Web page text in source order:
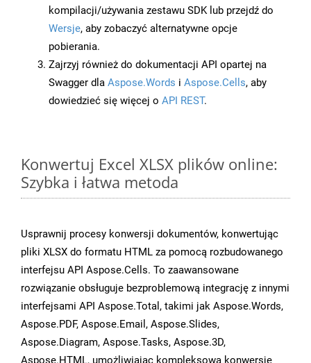
kompilacji/używania zestawu SDK lub przejdź do
Wersje, aby zobaczyć alternatywne opcje
pobierania.
Zajrzyj również do dokumentacji API opartej na
Swagger dla Aspose.Words i Aspose.Cells, aby
dowiedzieć się więcej o API REST.
Konwertuj Excel XLSX plików online:
Szybka i łatwa metoda
Usprawnij procesy konwersji dokumentów, konwertując
pliki XLSX do formatu HTML za pomocą rozbudowanego
interfejsu API Aspose.Cells. To zaawansowane
rozwiązanie obsługuje bezproblemową integrację z innymi
interfejsami API Aspose.Total, takimi jak Aspose.Words,
Aspose.PDF, Aspose.Email, Aspose.Slides,
Aspose.Diagram, Aspose.Tasks, Aspose.3D,
Aspose.HTML, umożliwiając kompleksową konwersję